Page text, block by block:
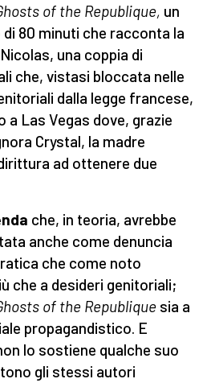
of the Republique, un
80 minuti che racconta la
una coppia di
che, vistasi bloccata nelle
dalla legge francese,
a Las Vegas dove, grazie
Crystal, la madre
ad ottenere due
che, in teoria, avrebbe
anche come denuncia
che come noto
che a desideri genitoriali;
of the Republique sia a
propagandistico. E
lo sostiene qualche suo
gli stessi autori